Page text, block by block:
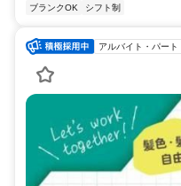
ブランクOK
シフト制
アルバイト・パート